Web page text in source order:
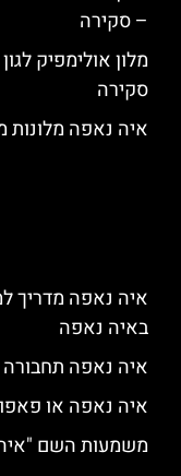
– סקירה
סקירה
איה נאפה מלונות
איה נאפה מדריך
באיה נאפה
איה נאפה תחבורה
איה נאפה או
משמעות השם